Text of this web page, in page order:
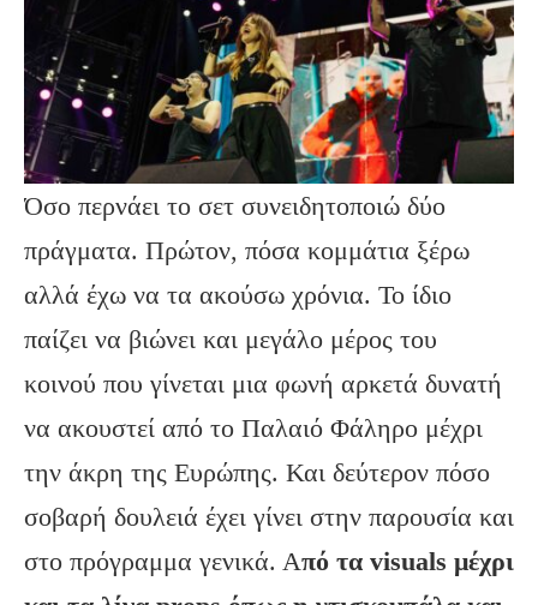
Όσο περνάει το σετ συνειδητοποιώ δύο
πράγματα. Πρώτον, πόσα κομμάτια ξέρω
αλλά έχω να τα ακούσω χρόνια. Το ίδιο
παίζει να βιώνει και μεγάλο μέρος του
κοινού που γίνεται μια φωνή αρκετά δυνατή
να ακουστεί από το Παλαιό Φάληρο μέχρι
την άκρη της Ευρώπης. Και δεύτερον πόσο
σοβαρή δουλειά έχει γίνει στην παρουσία και
στο πρόγραμμα γενικά. Από τα visuals μέχρι